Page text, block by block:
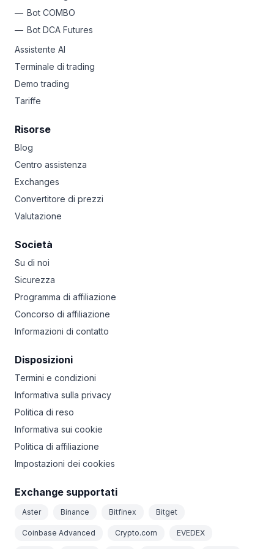
Bot COMBO
Bot DCA Futures
Assistente AI
Terminale di trading
Demo trading
Tariffe
Risorse
Blog
Centro assistenza
Exchanges
Convertitore di prezzi
Valutazione
Società
Su di noi
Sicurezza
Programma di affiliazione
Concorso di affiliazione
Informazioni di contatto
Disposizioni
Termini e condizioni
Informativa sulla privacy
Politica di reso
Informativa sui cookie
Politica di affiliazione
Impostazioni dei cookies
Exchange supportati
Aster Binance Bitfinex Bitget
Coinbase Advanced Crypto.com EVEDEX